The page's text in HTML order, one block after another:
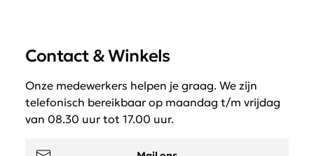
Contact & Winkels
Onze medewerkers helpen je graag. We zijn
telefonisch bereikbaar op maandag t/m vrijdag
van 08.30 uur tot 17.00 uur.